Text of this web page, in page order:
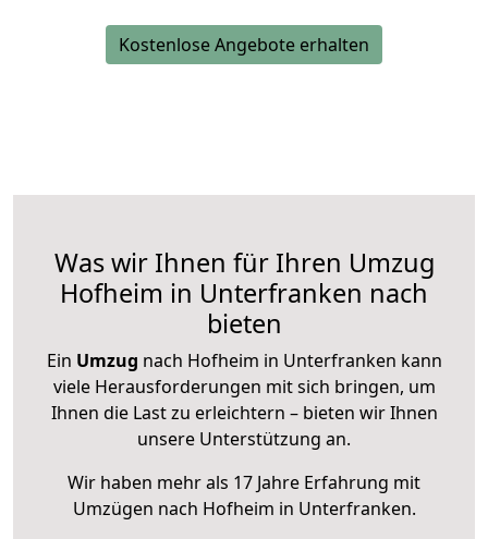
Kostenlose Angebote erhalten
Was wir Ihnen für Ihren Umzug
Hofheim in Unterfranken nach
bieten
Ein Umzug nach Hofheim in Unterfranken kann
viele Herausforderungen mit sich bringen, um
Ihnen die Last zu erleichtern – bieten wir Ihnen
unsere Unterstützung an.
Wir haben mehr als 17 Jahre Erfahrung mit
Umzügen nach Hofheim in Unterfranken.